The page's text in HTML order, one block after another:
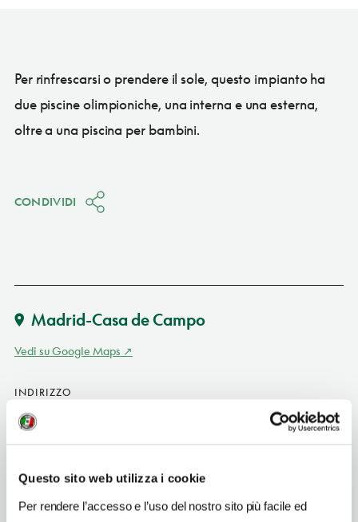
Questo sito web utilizza i cookie
Per rendere l’accesso e l’uso del nostro sito più facile ed
Per rinfrescarsi o prendere il sole, questo impianto ha
due piscine olimpioniche, una interna e una esterna,
oltre a una piscina per bambini.
CONDIVIDI
Madrid-Casa de Campo
Vedi su Google Maps
INDIRIZZO
Paseo Puerta del Angel 7
Madrid-Casa de Campo ES
914649889